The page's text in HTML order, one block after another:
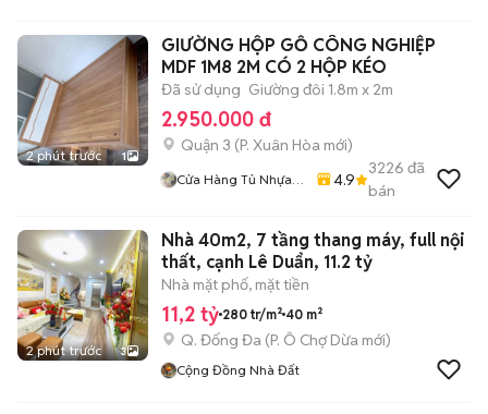
2 phút trước 1
GIƯỜNG HỘP GỖ CÔNG NGHIỆP
MDF 1M8 2M CÓ 2 HỘP KÉO
Đã sử dụng Giường đôi 1.8m x 2m
2.950.000 đ
Quận 3 (P. Xuân Hòa mới)
Cửa Hàng Tủ Nhựa
4.9
3226 đã
bán
2 phút trước 3
Nhà 40m2, 7 tầng thang máy, full nội
thất, cạnh Lê Duẩn, 11.2 tỷ
Nhà mặt phố, mặt tiền
11,2 tỷ 280 tr/m² 40 m²
Q. Đống Đa (P. Ô Chợ Dừa mới)
Cộng Đồng Nhà Đất